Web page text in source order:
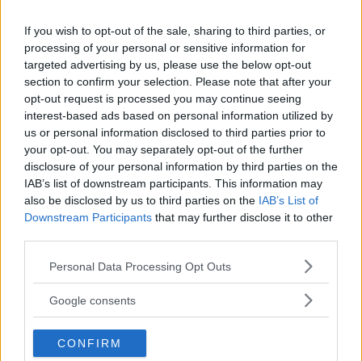
If you wish to opt-out of the sale, sharing to third parties, or
processing of your personal or sensitive information for
targeted advertising by us, please use the below opt-out
section to confirm your selection. Please note that after your
opt-out request is processed you may continue seeing
interest-based ads based on personal information utilized by
us or personal information disclosed to third parties prior to
your opt-out. You may separately opt-out of the further
disclosure of your personal information by third parties on the
IAB’s list of downstream participants. This information may
also be disclosed by us to third parties on the IAB’s List of
Downstream Participants that may further disclose it to other
Please note that this website/app uses one or more Google
not limited to your visit or usage behaviour. You may click to
use your data for below specified purposes in below Google
consent section.
Personal Data Processing Opt Outs
Google consents
CONFIRM
Konstruktionsprincipen med det dubbla golvet finns också
kvar, eftersom den enligt Mercedes är en förutsättning för
bästa möjliga krocksäkerhet. Dessutom skapas utrymme
för såväl bränslecellsteknik som batterier när alternativa
drivkällor används.
Nackdelen med dubbelgolvet är att det stjäl rejält med
plats på höjden inne i bilen. Man kliver inte in i A-klass,
utan klättrar mer eller mindre upp i den.
Det är knappast vad man förväntar sig när man ser det
lilla högbygget från utsidan.
I baksätet är golvet fem centimeter lägre, vilket gör
sittkomforten betydligt bättre än i gamla A-klass. Där